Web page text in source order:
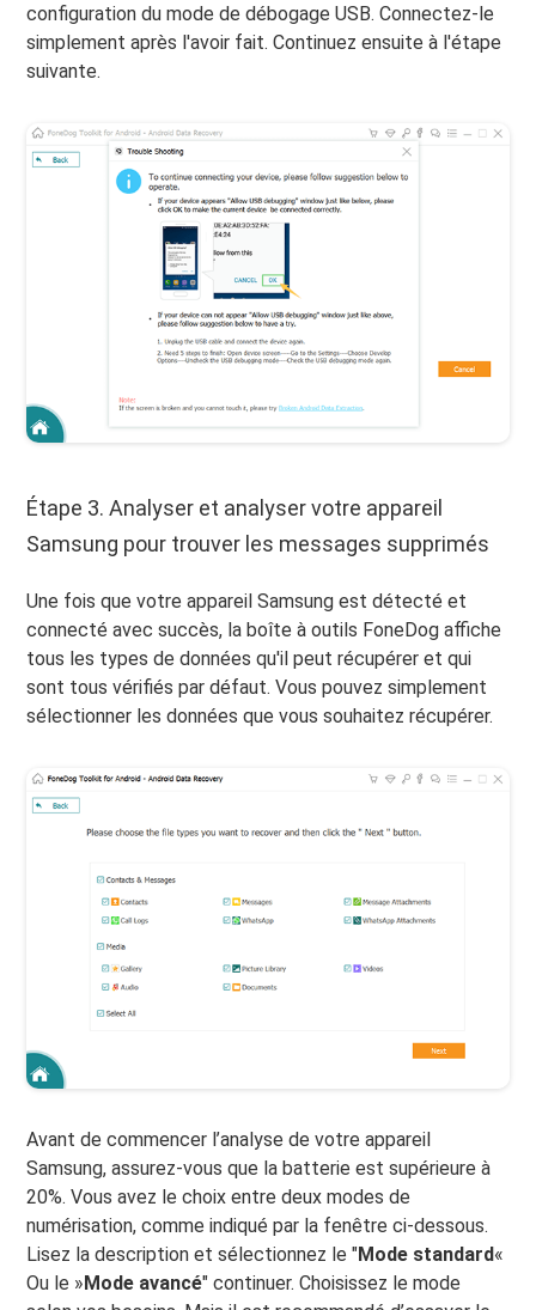
configuration du mode de débogage USB. Connectez-le
simplement après l'avoir fait. Continuez ensuite à l'étape
suivante.
Étape 3. Analyser et analyser votre appareil
Samsung pour trouver les messages supprimés
Une fois que votre appareil Samsung est détecté et
connecté avec succès, la boîte à outils FoneDog affiche
tous les types de données qu'il peut récupérer et qui
sont tous vérifiés par défaut. Vous pouvez simplement
sélectionner les données que vous souhaitez récupérer.
Avant de commencer l’analyse de votre appareil
Samsung, assurez-vous que la batterie est supérieure à
20%. Vous avez le choix entre deux modes de
numérisation, comme indiqué par la fenêtre ci-dessous.
Lisez la description et sélectionnez le "Mode standard«
Ou le » Mode avancé" continuer. Choisissez le mode